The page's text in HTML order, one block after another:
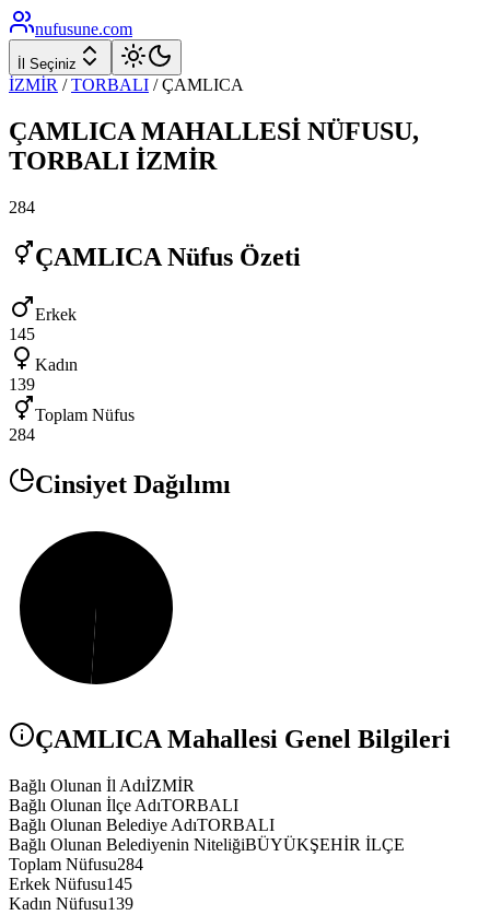
nufusune.com
İl Seçiniz
İZMİR / TORBALI /ÇAMLICA
ÇAMLICA MAHALLESİ NÜFUSU,
TORBALI İZMİR
284
ÇAMLICA Nüfus Özeti
Erkek
145
Kadın
139
Toplam Nüfus
284
Cinsiyet Dağılımı
ÇAMLICAMahallesi Genel Bilgileri
Bağlı Olunan İl AdıİZMİR
Bağlı Olunan İlçe AdıTORBALI
Bağlı Olunan Belediye AdıTORBALI
Bağlı Olunan Belediyenin NiteliğiBÜYÜKŞEHİR İLÇE
Toplam Nüfusu284
Erkek Nüfusu145
Kadın Nüfusu139